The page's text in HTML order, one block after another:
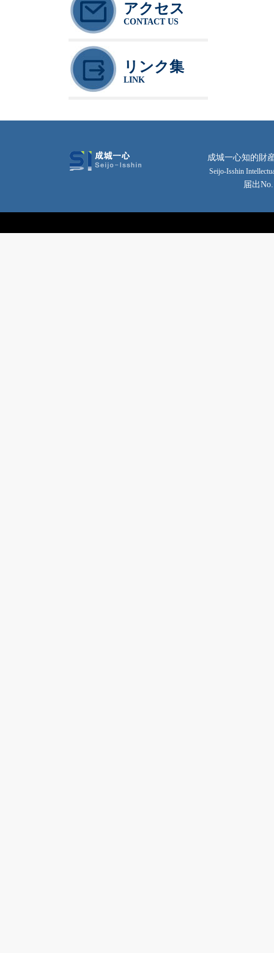
アクセス
CONTACT US
リンク集
LINK
成城一心知的財
Seijo-Isshin
届出